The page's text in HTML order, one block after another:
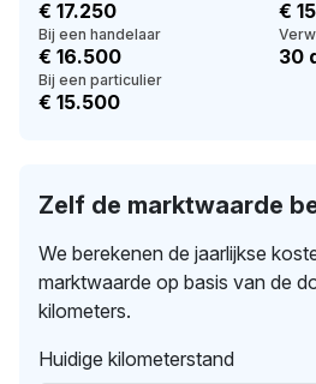
€ 17.250
Bij een handelaar
€ 16.500
Bij een particulier
€ 15.500
€
30
Zelf de marktwaarde
We berekenen de jaarlijkse
marktwaarde op basis van de
kilometers.
Huidige kilometerstand